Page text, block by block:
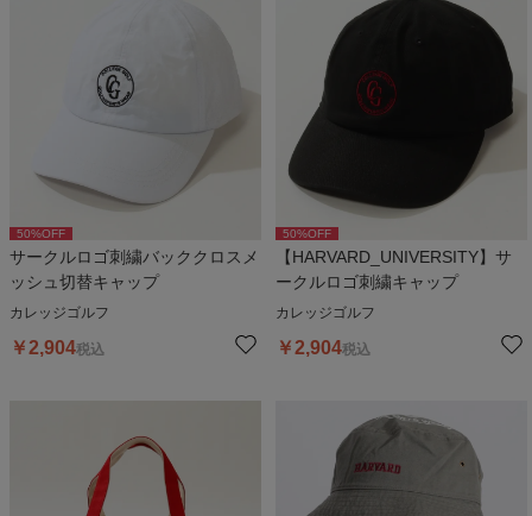
50%OFF
サークルロゴ刺繍バッククロスメ
ッシュ切替キャップ
カレッジゴルフ
￥2,904税込
50%OFF
【HARVARD_UNIVERSITY】サ
ークルロゴ刺繍キャップ
カレッジゴルフ
￥2,904税込